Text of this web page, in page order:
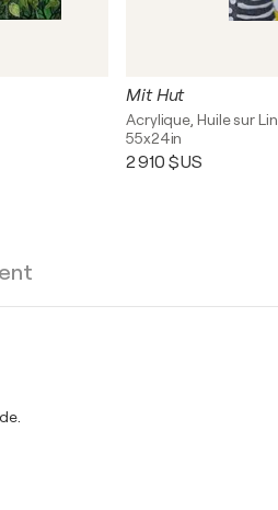
Mit Hut
Acrylique, Huile sur Lin
55x24in
2 910 $US